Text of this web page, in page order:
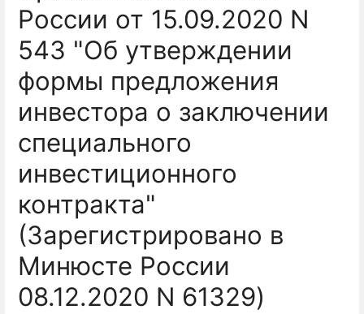
России от 15.09.2020 N
543 "Об утверждении
формы предложения
инвестора о заключении
специального
инвестиционного
контракта"
(Зарегистрировано в
Минюсте России
08.12.2020 N 61329)